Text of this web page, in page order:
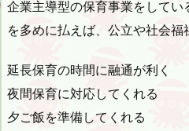
企業主導型の保育事業をして
を多めに払えば、公立や社会福
延長保育の時間に融通が利く
夜間保育に対応してくれる
夕ご飯を準備してくれる